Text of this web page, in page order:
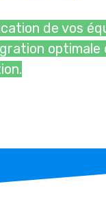
de vos
optimale